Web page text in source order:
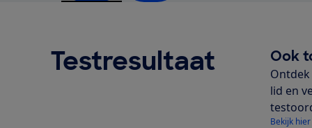
Testresultaat Ook
lid en
Bekijk